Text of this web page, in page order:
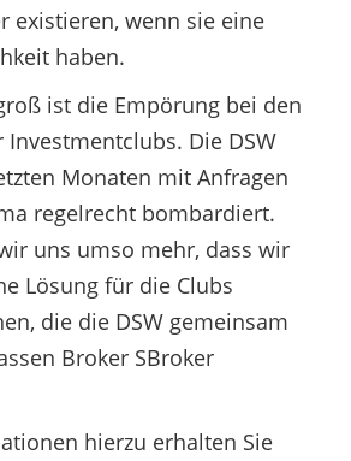
existieren, wenn sie eine
haben.
ist die Empörung bei den
Die DSW
Monaten mit Anfragen
regelrecht bombardiert.
uns umso mehr, dass wir
Lösung für die Clubs
die die DSW gemeinsam
Broker SBroker
hierzu erhalten Sie